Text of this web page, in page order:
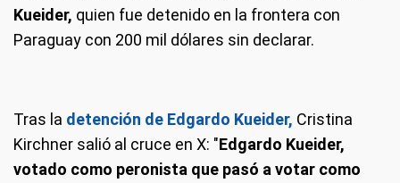
Kueider, quien fue detenido en la frontera con
Paraguay con 200 mil dólares sin declarar.
Tras la detención de Edgardo Kueider, Cristina
Kirchner salió al cruce en X: "Edgardo Kueider,
votado como peronista que pasó a votar como